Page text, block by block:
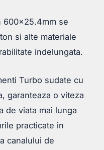
600×25.4mm se
si alte materiale
indelungata.
Turbo sudate cu
garanteaza o viteza
de viata mai lunga
practicate in
canalului de